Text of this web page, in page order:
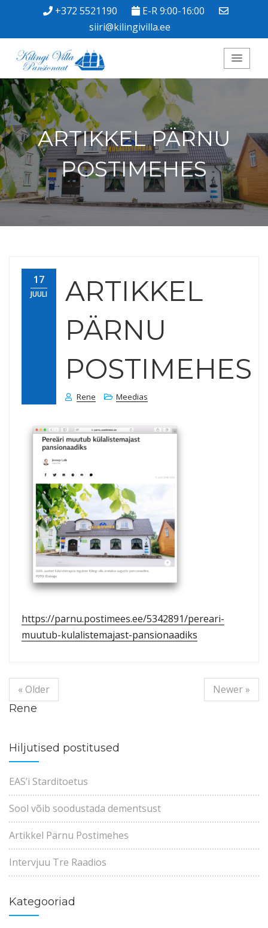
+372 5521190
E-R 9:00-16:00
siiri@kilingivilla.ee
Kilingi Villa
Pansionaat
ARTIKKEL PÄRNU
POSTIMEHES
17
JUULI
ARTIKKEL
PÄRNU
POSTIMEHES
Rene Meedias
https://parnu.postimees.ee/5342891/pereari-
muutub-kulalistemajast-pansionaadiks
« Older
Newer »
Rene
Hiljutised postitused
EAS’i Starditoetus
Sool võib soodustada dementsust
Artikkel Pärnu Postimehes
Intervjuu Tre Raadios
Kategooriad